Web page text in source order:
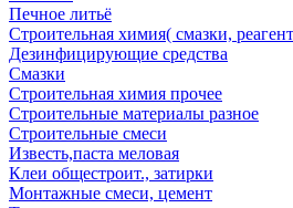
Печное литьё
Строительная химия( смазки,
Дезинфицирующие средства
Смазки
Строительная химия прочее
Строительные материалы разное
Строительные смеси
Известь,паста меловая
Клеи общестроит., затирки
Монтажные смеси, цемент